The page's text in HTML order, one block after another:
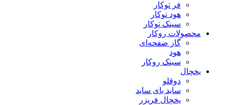
فر توکار
هود توکار
سینک توکار
محصولات روکار
گاز صفحه‌ای
هود
سینک روکار
یخچال
دوقلو
ساید بای ساید
یخچال فریزر